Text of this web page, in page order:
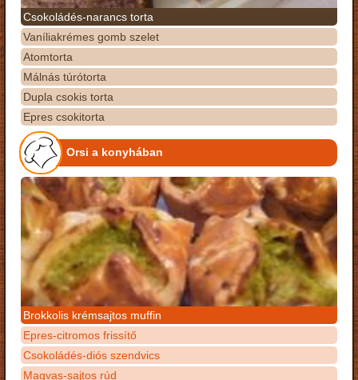
Csokoládés-narancs torta
Vaníliakrémes gomb szelet
Atomtorta
Málnás túrótorta
Dupla csokis torta
Epres csokitorta
Orsi a konyhában
Brokkolis krémsajtos muffin
Epres-citromos frissítő
Csokoládés-diós szendvics
Magvas-sajtos rúd